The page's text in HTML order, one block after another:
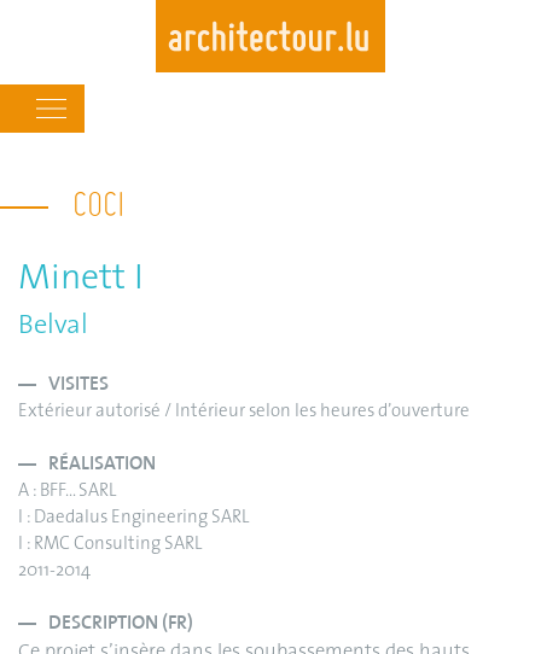
navigation
COCI
Minett I
Belval
VISITES
Extérieur autorisé / Intérieur selon les heures d’ouverture
RÉALISATION
A : BFF... SARL
I : Daedalus Engineering SARL
I : RMC Consulting SARL
2011-2014
DESCRIPTION (FR)